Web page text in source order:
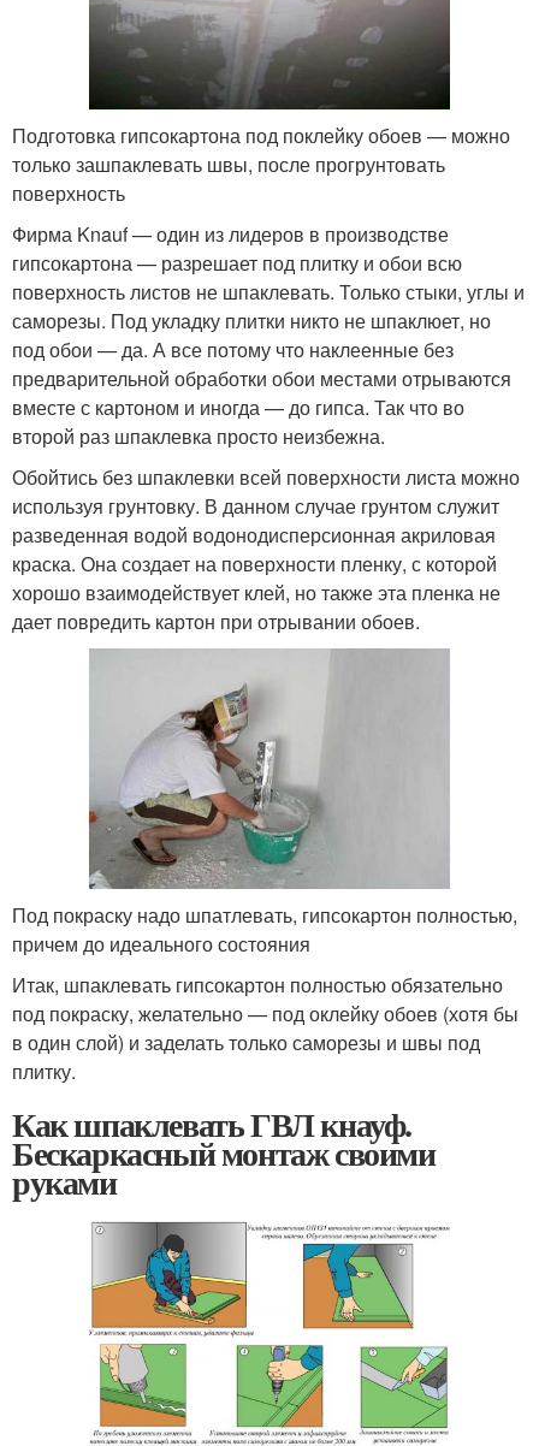
Подготовка гипсокартона под поклейку обоев — можно
только зашпаклевать швы, после прогрунтовать
поверхность
Фирма Knauf — один из лидеров в производстве
гипсокартона — разрешает под плитку и обои всю
поверхность листов не шпаклевать. Только стыки, углы и
саморезы. Под укладку плитки никто не шпаклюет, но
под обои — да. А все потому что наклеенные без
предварительной обработки обои местами отрываются
вместе с картоном и иногда — до гипса. Так что во
второй раз шпаклевка просто неизбежна.
Обойтись без шпаклевки всей поверхности листа можно
используя грунтовку. В данном случае грунтом служит
разведенная водой водонодисперсионная акриловая
краска. Она создает на поверхности пленку, с которой
хорошо взаимодействует клей, но также эта пленка не
дает повредить картон при отрывании обоев.
Под покраску надо шпатлевать, гипсокартон полностью,
причем до идеального состояния
Итак, шпаклевать гипсокартон полностью обязательно
под покраску, желательно — под оклейку обоев (хотя бы
в один слой) и заделать только саморезы и швы под
плитку.
Как шпаклевать ГВЛ кнауф.
Бескаркасный монтаж своими
руками